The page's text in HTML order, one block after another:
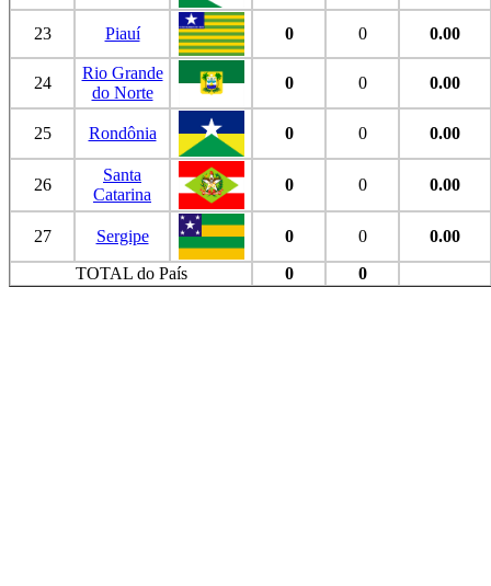
23 Piauí 0 0 0.00
24
Rio Grande
do Norte
0 0 0.00
25 Rondônia 0 0 0.00
26
Santa
Catarina
0 0 0.00
27 Sergipe 0 0
0.00
TOTAL do País
0 0